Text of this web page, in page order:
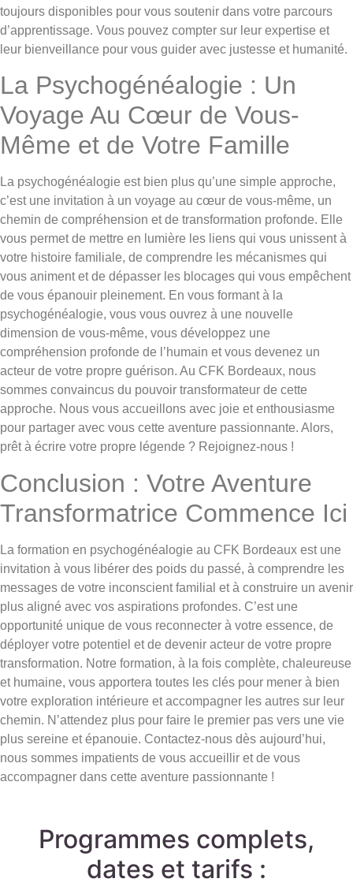
toujours disponibles pour vous soutenir dans votre parcours
d’apprentissage. Vous pouvez compter sur leur expertise et
leur bienveillance pour vous guider avec justesse et humanité.
La Psychogénéalogie : Un
Voyage Au Cœur de Vous-
Même et de Votre Famille
La psychogénéalogie est bien plus qu’une simple approche,
c’est une invitation à un voyage au cœur de vous-même, un
chemin de compréhension et de transformation profonde. Elle
vous permet de mettre en lumière les liens qui vous unissent à
votre histoire familiale, de comprendre les mécanismes qui
vous animent et de dépasser les blocages qui vous empêchent
de vous épanouir pleinement. En vous formant à la
psychogénéalogie, vous vous ouvrez à une nouvelle
dimension de vous-même, vous développez une
compréhension profonde de l’humain et vous devenez un
acteur de votre propre guérison. Au CFK Bordeaux, nous
sommes convaincus du pouvoir transformateur de cette
approche. Nous vous accueillons avec joie et enthousiasme
pour partager avec vous cette aventure passionnante. Alors,
prêt à écrire votre propre légende ? Rejoignez-nous !
Conclusion : Votre Aventure
Transformatrice Commence Ici
La formation en psychogénéalogie au CFK Bordeaux est une
invitation à vous libérer des poids du passé, à comprendre les
messages de votre inconscient familial et à construire un avenir
plus aligné avec vos aspirations profondes. C’est une
opportunité unique de vous reconnecter à votre essence, de
déployer votre potentiel et de devenir acteur de votre propre
transformation. Notre formation, à la fois complète, chaleureuse
et humaine, vous apportera toutes les clés pour mener à bien
votre exploration intérieure et accompagner les autres sur leur
chemin. N’attendez plus pour faire le premier pas vers une vie
plus sereine et épanouie. Contactez-nous dès aujourd’hui,
nous sommes impatients de vous accueillir et de vous
accompagner dans cette aventure passionnante !
Programmes complets,
dates et tarifs :